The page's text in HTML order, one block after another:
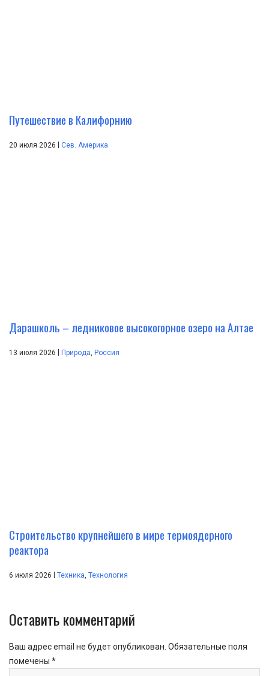
Путешествие в Калифорнию
20 июля 2026 Сев. Америка
Дарашколь – ледниковое высокогорное озеро на Алтае
13 июля 2026 Природа, Россия
Строительство крупнейшего в мире термоядерного
реактора
6 июля 2026 | Техника Технология
Оставить комментарий
Ваш адрес email не будет опубликован. Обязательные поля
помечены *